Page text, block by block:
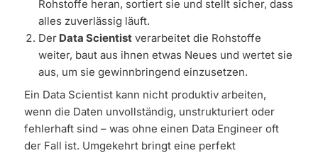
Rohstoffe heran, sortiert sie und stellt sicher, dass
alles zuverlässig läuft.
Der Data Scientist verarbeitet die Rohstoffe
weiter, baut aus ihnen etwas Neues und wertet sie
aus, um sie gewinnbringend einzusetzen.
Ein Data Scientist kann nicht produktiv arbeiten,
wenn die Daten unvollständig, unstrukturiert oder
fehlerhaft sind – was ohne einen Data Engineer oft
der Fall ist. Umgekehrt bringt eine perfekt